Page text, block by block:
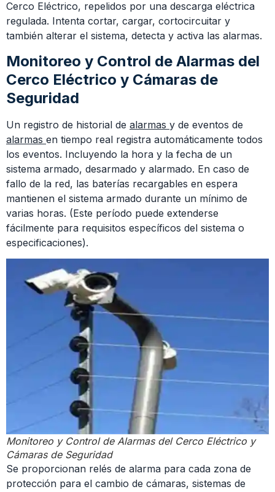
Cerco Eléctrico, repelidos por una descarga eléctrica
regulada. Intenta cortar, cargar, cortocircuitar y
también alterar el sistema, detecta y activa las alarmas.
Monitoreo y Control de Alarmas del
Cerco Eléctrico y Cámaras de
Seguridad
Un registro de historial de alarmas y de eventos de
alarmas en tiempo real registra automáticamente todos
los eventos. Incluyendo la hora y la fecha de un
sistema armado, desarmado y alarmado. En caso de
fallo de la red, las baterías recargables en espera
mantienen el sistema armado durante un mínimo de
varias horas. (Este período puede extenderse
fácilmente para requisitos específicos del sistema o
especificaciones).
Monitoreo y Control de Alarmas del Cerco Eléctrico y
Cámaras de Seguridad
Se proporcionan relés de alarma para cada zona de
protección para el cambio de cámaras, sistemas de